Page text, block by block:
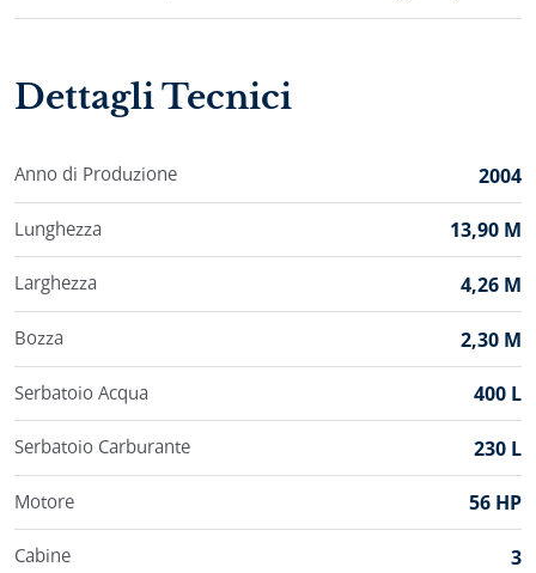
Dettagli Tecnici
Anno di Produzione 2004
Lunghezza 13,90 M
Larghezza 4,26 M
Bozza 2,30 M
Serbatoio Acqua 400 L
Serbatoio Carburante 230 L
Motore 56 HP
Cabine 3